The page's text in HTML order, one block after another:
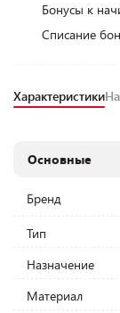
Бонусы к
Списание
Характеристики
Основные
Бренд
Тип
Назначение
Материал